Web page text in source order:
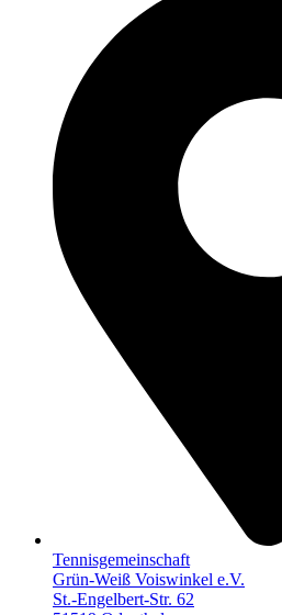
Tennisgemeinschaft
Grün-Weiß Voiswinkel e.V.
St.-Engelbert-Str. 62